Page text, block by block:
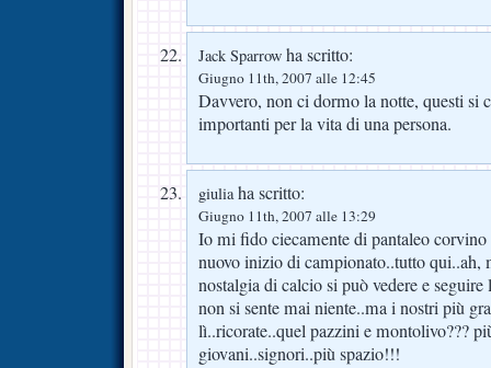
Jack Sparrow ha scritto:
Giugno 11th, 2007 alle 12:45
Davvero, non ci dormo la notte, questi si
importanti per la vita di una persona.
giuliaha scritto:
Giugno 11th, 2007 alle 13:29
Io mi fido ciecamente di pantaleo
nuovo inizio di campionato..tutto qui..ah,
nostalgia di calcio si può vedere e
non si sente mai niente..ma i nostri più
lì..ricorate..quel pazzini e montolivo???
giovani..signori..più spazio!!!